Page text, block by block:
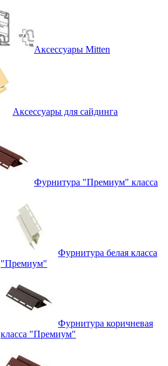
Аксессуары Mitten
Аксессуары для сайдинга
Фурнитура "Премиум" класса
Фурнитура белая класса
"Премиум"
Фурнитура коричневая
класса "Премиум"